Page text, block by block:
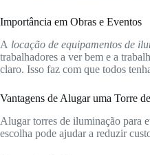
Importância em Obras e Eventos
A locação de equipamentos de
trabalhadores a ver bem e a
claro. Isso faz com que todos
Vantagens de Alugar uma Torre
Alugar torres de iluminação para
escolha pode ajudar a reduzir